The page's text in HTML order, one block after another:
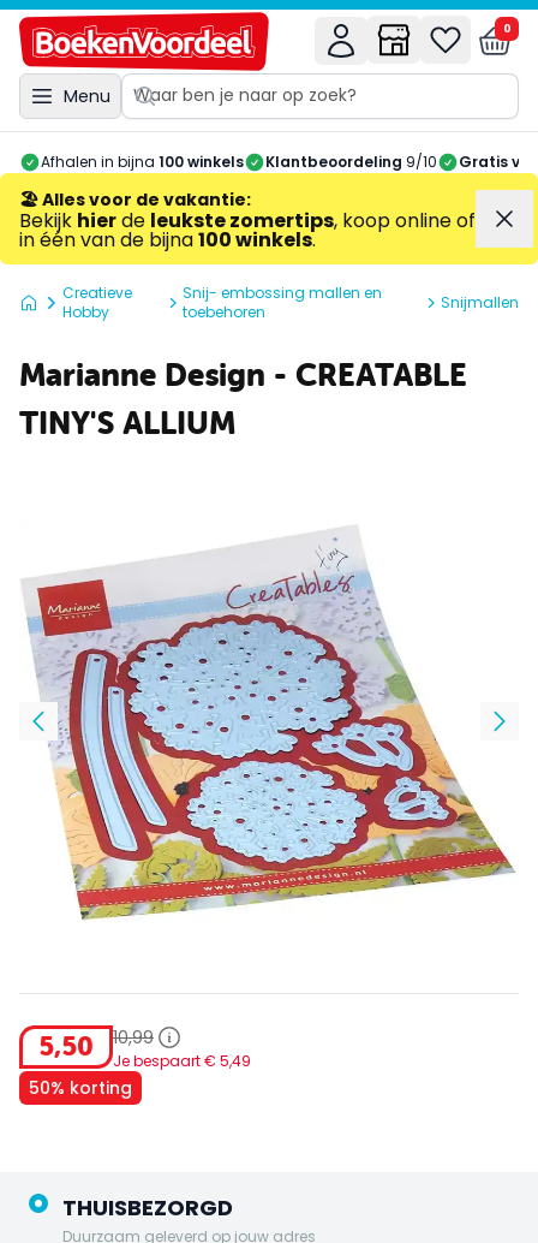
Menu
0
Afhalen in bijna 100 winkels Klantbeoordeling 9/10 Gratis
🏖️ Alles voor de vakantie:
Bekijk hierde leukste zomertips, koop online of
in één van de bijna100 winkels.
Creatieve
Hobby
Snij- embossing mallen en
toebehoren
Snijmallen
Marianne Design - CREATABLE
TINY'S ALLIUM
5,50 10,99
Je bespaart € 5,49
50% korting
THUISBEZORGD
Duurzaam geleverd op jouw adres